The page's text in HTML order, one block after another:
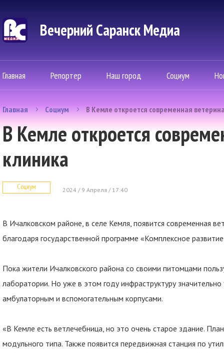
Вечерний Саранск Mедиа
Главная Репортер Наш город Социум
Главная Социум В Кемле откроется современная
В Кемле откроется
клиника
Социум 2024 / 9 Апреля / 17:40
В Ичалковском районе, в селе Кемля, появится современная
благодаря государственной программе «Комплексное
Пока жители Ичалковского района со своими питомцами
лаборатории. Но уже в этом году инфраструктуру значительно
амбулаторным и вспомогательным корпусами.
«В Кемле есть ветлечебница, но это очень старое здание.
модульного типа. Также появится передвижная станция по